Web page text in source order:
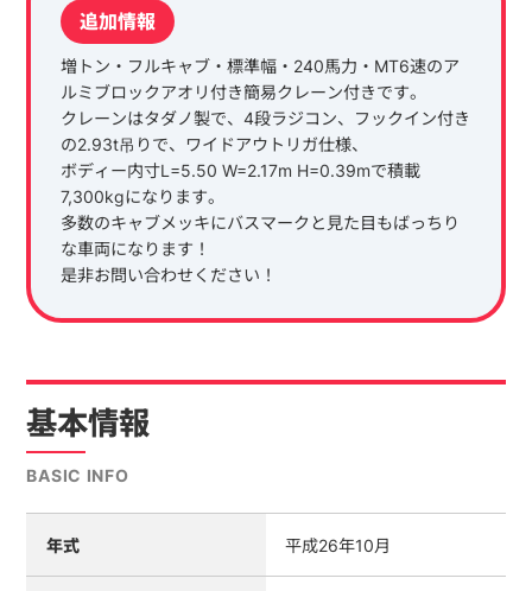
追加情報
増トン・フルキャブ・標準幅・240馬力・MT6速のア
ルミブロックアオリ付き簡易クレーン付きです。
クレーンはタダノ製で、4段ラジコン、フックイン付き
の2.93t吊りで、ワイドアウトリガ仕様、
ボディー内寸L=5.50 W=2.17m H=0.39mで積載
7,300kgになります。
多数のキャブメッキにバスマークと見た目もばっちり
な車両になります！
是非お問い合わせください！
基本情報
BASIC INFO
年式 平成26年10月